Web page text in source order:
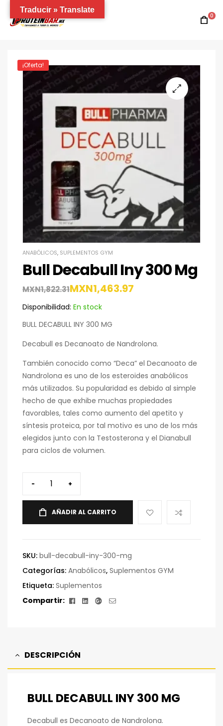
0
¡Oferta!
ANABÓLICOS, SUPLEMENTOS GYM
Bull Decabull Iny 300 Mg
MXN1,822.31MXN1,463.97
Disponibilidad: En stock
BULL DECABULL INY 300 MG
Decabull es Decanoato de Nandrolona.
También conocido como “Deca” el Decanoato de
Nandrolona es uno de los esteroides anabólicos
más utilizados. Su popularidad es debido al simple
hecho de que exhibe muchas propiedades
favorables, tales como aumento del apetito y
síntesis proteica, por tal motivo es uno de los más
elegidos junto con la Testosterona y el Dianabull
para ciclos de volumen.
- +
AÑADIR AL CARRITO
SKU: bull-decabull-iny-300-mg
Categorías: Anabólicos, Suplementos GYM
Etiqueta: Suplementos
Compartir:
Facebook
LinkedinGoogle+
Correo
DESCRIPCIÓN
BULL DECABULL INY 300 MG
Decabull es Decanoato de Nandrolona.
Traducir » Translate